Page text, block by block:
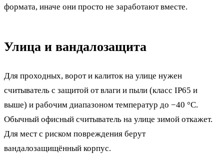
формата, иначе они просто не заработают вместе.
Улица и вандалозащита
Для проходных, ворот и калиток на улице нужен
считыватель с защитой от влаги и пыли (класс IP65 и
выше) и рабочим диапазоном температур до −40 °C.
Обычный офисный считыватель на улице зимой откажет.
Для мест с риском повреждения берут
вандалозащищённый корпус.